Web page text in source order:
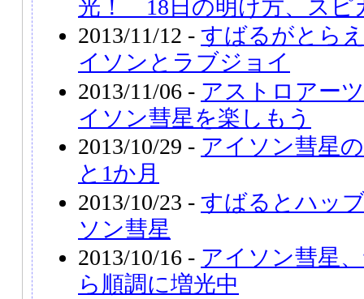
光！ 18日の明け方、スピ
2013/11/12 - すばるがとら
イソンとラブジョイ
2013/11/06 - アストロアー
イソン彗星を楽しもう
2013/10/29 - アイソン彗星
と1か月
2013/10/23 - すばるとハッ
ソン彗星
2013/10/16 - アイソン彗星
ら順調に増光中